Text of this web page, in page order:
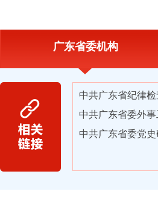
广东省委机构
中共广东省纪律
中共广东省委外
中共广东省委党